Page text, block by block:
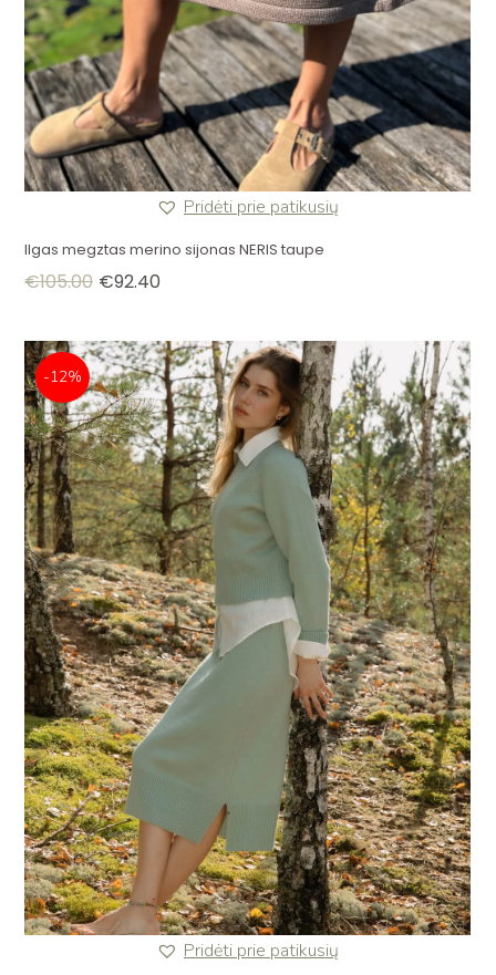
Pridėti prie patikusių
Ilgas megztas merino sijonas NERIS taupe
€105.00 €92.40
-12%
Pridėti prie patikusių